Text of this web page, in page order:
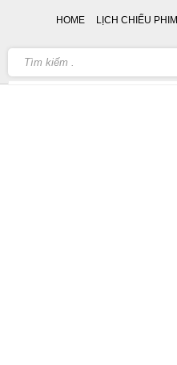
HOME LỊCH CHIẾU PHIM